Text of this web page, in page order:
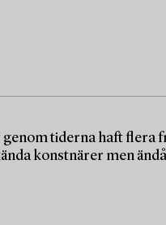
genom tiderna haft
konstnärer men